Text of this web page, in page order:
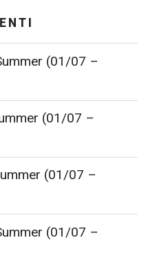
(01/07 –
(01/07 –
(01/07 –
(01/07 –